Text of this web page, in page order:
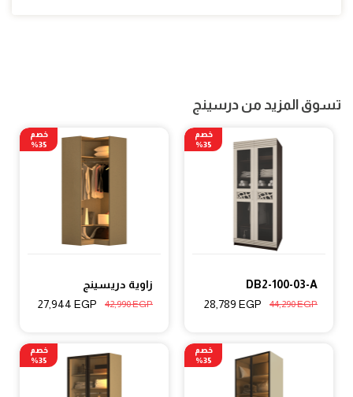
تسوق المزيد من درسينج
DB2-100-03-A
44,290EGP
28,789 EGP
خصم
35%
زاوية دريسينج
42,990EGP
27,944 EGP
خصم
35%
خصم
35%
خصم
35%